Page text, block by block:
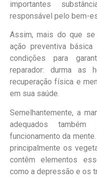
importantes
responsável pelo bem-
Assim, mais do que
ação preventiva
condições para
reparador: durma as
recuperação física e
em sua saúde.
Semelhantemente, a
adequados
funcionamento da
principalmente os
contêm elementos
como a depressão e os